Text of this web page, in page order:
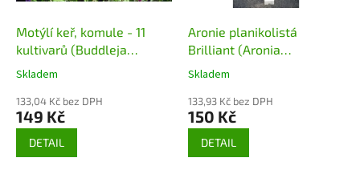
Motýlí keř, komule - 11
kultivarů (Buddleja
davidii) - 50 - 80 cm
Skladem
133,04 Kč bez DPH
149 Kč
DETAIL
Aronie planikolistá
Brilliant (Aronia
arbutifolia Brilliant)
Skladem
133,93 Kč bez DPH
150 Kč
DETAIL